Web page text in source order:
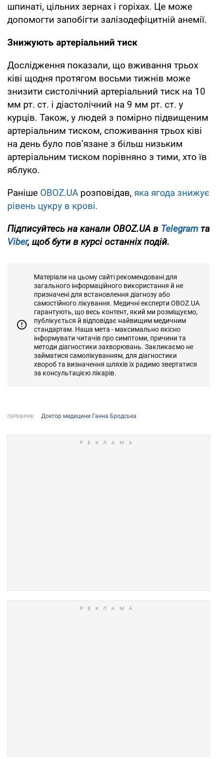
шпинаті, цільних зернах і горіхах. Це може
допомогти запобігти залізодефіцитній анемії.
Знижують артеріальний тиск
Дослідження показали, що вживання трьох
ківі щодня протягом восьми тижнів може
знизити систолічний артеріальний тиск на 10
мм рт. ст. і діастолічний на 9 мм рт. ст. у
курців. Також, у людей з помірно підвищеним
артеріальним тиском, споживання трьох ківі
на день було пов’язане з більш низьким
артеріальним тиском порівняно з тими, хто їв
яблуко.
Раніше OBOZ.UA розповідав, яка ягода знижує
рівень цукру в крові.
Підписуйтесь на канали OBOZ.UA в Telegram та
Viber, щоб бути в курсі останніх подій.
Матеріали на цьому сайті рекомендовані для
загального інформаційного використання й не
призначені для встановлення діагнозу або
самостійного лікування. Медичні експерти OBOZ.UA
гарантують, що весь контент, який ми розміщуємо,
публікується й відповідає найвищим медичним
стандартам. Наша мета - максимально якісно
інформувати читачів про симптоми, причини та
методи діагностики захворювань. Закликаємо не
займатися самолікуванням, для діагностики
хвороб та визначення шляхів їх радимо звертатися
за консультацією лікарів.
ПЕРЕВІРИВ: Доктор медицини Ганна Бродська